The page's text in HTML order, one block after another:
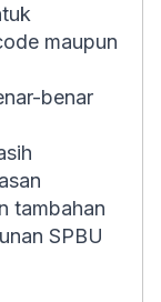
maupun
benar
tambahan
SPBU